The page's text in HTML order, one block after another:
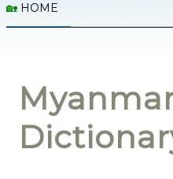
🏡 HOME